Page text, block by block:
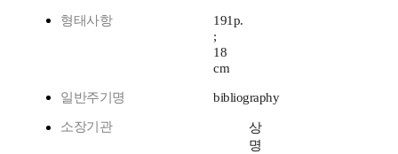
형태사항
191p.
;
18
cm
일반주기명 bibliography
소장기관
상
명